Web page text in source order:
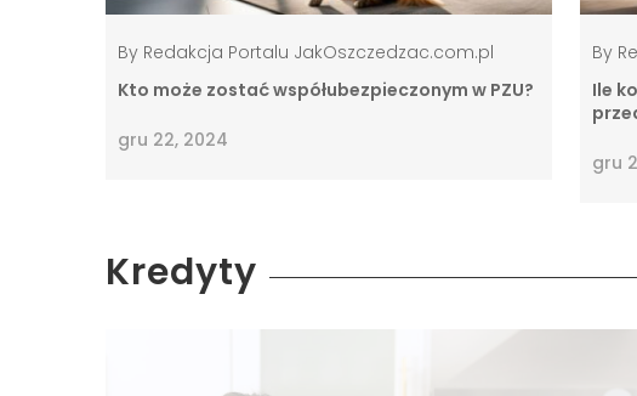
By Redakcja Portalu JakOszczedzac.com.pl
Kto może zostać współubezpieczonym w PZU?
gru 22, 2024
By
Ile
gru
Kredyty